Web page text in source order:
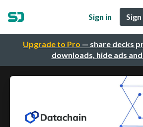
Upgrade to Pro — share decks
downloads, hide ads
Sign in